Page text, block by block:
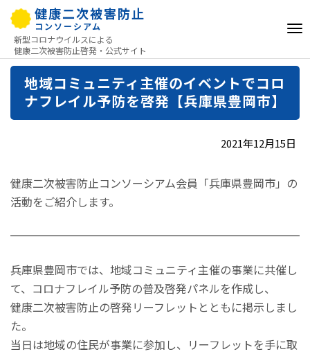
Skip
content
健康二次被害防止
コンソーシアム
新型コロナウイルスによる
健康二次被害防止啓発・公式サイト
地域コミュニティ主催のイベントでコロ
ナフレイル予防を啓発【兵庫県豊岡市】
2021年12月15日
健康二次被害防止コンソーシアム会員「兵庫県豊岡市」の
活動をご紹介します。
兵庫県豊岡市では、地域コミュニティ主催の事業に共催し
て、コロナフレイル予防の普及啓発パネルを作成し、
健康二次被害防止の啓発リーフレットとともに掲示しまし
た。
当日は地域の住民が事業に参加し、リーフレットを手に取